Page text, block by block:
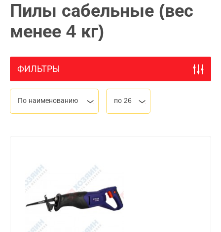
Пилы сабельные (вес
менее 4 кг)
ФИЛЬТРЫ
По наименованию по 26